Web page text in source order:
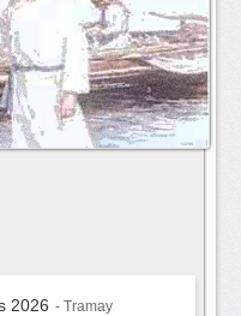
2026 - Tramay